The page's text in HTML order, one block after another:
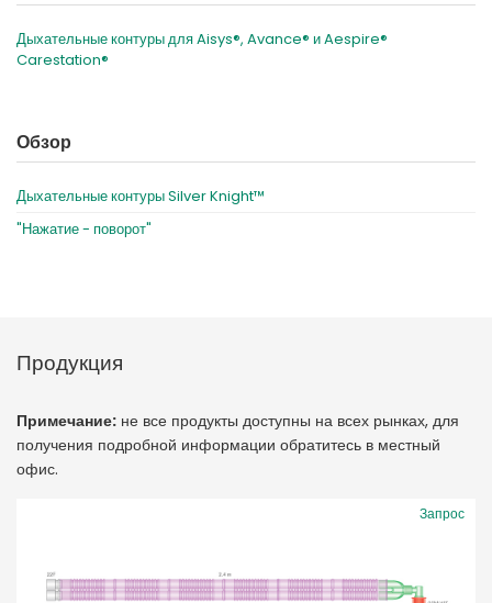
Дыхательные контуры для Aisys®, Avance® и Aespire®
Carestation®
Обзор
Дыхательные контуры Silver Knight™
"Нажатие - поворот"
Продукция
Примечание: не все продукты доступны на всех рынках, для
получения подробной информации обратитесь в местный
офис.
Запрос